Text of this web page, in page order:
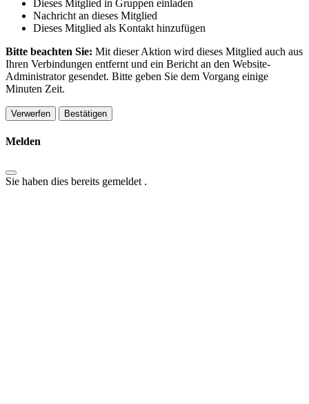
Dieses Mitglied in Gruppen einladen
Nachricht an dieses Mitglied
Dieses Mitglied als Kontakt hinzufügen
Bitte beachten Sie: Mit dieser Aktion wird dieses Mitglied auch aus
Ihren Verbindungen entfernt und ein Bericht an den Website-
Administrator gesendet. Bitte geben Sie dem Vorgang einige
Minuten Zeit.
Bestätigen
Melden
Sie haben dies bereits gemeldet .